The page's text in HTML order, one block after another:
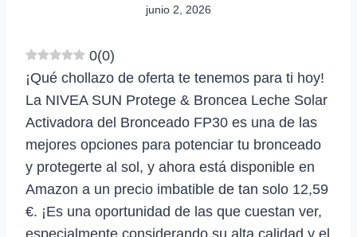
junio 2, 2026
0(0)
¡Qué chollazo de oferta te tenemos para ti hoy!
La NIVEA SUN Protege & Broncea Leche Solar
Activadora del Bronceado FP30 es una de las
mejores opciones para potenciar tu bronceado
y protegerte al sol, y ahora está disponible en
Amazon a un precio imbatible de tan solo 12,59
€. ¡Es una oportunidad de las que cuestan ver,
especialmente considerando su alta calidad y el